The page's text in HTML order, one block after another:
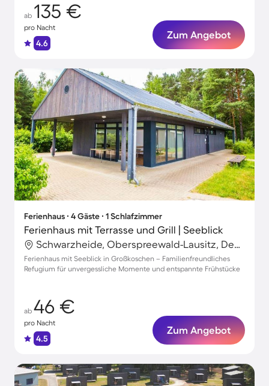
ab 135 €
pro Nacht
4.6
Zum Angebot
Ferienhaus ∙ 4 Gäste ∙ 1 Schlafzimmer
Ferienhaus mit Terrasse und Grill | Seeblick
Schwarzheide, Oberspreewald-Lausitz, Deutschland
Ferienhaus mit Seeblick in Großkoschen – Familienfreundliches
Refugium für unvergessliche Momente und entspannte Frühstücke
ab 46 €
pro Nacht
4.5
Zum Angebot